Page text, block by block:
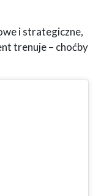
i strategiczne,
trenuje – choćby